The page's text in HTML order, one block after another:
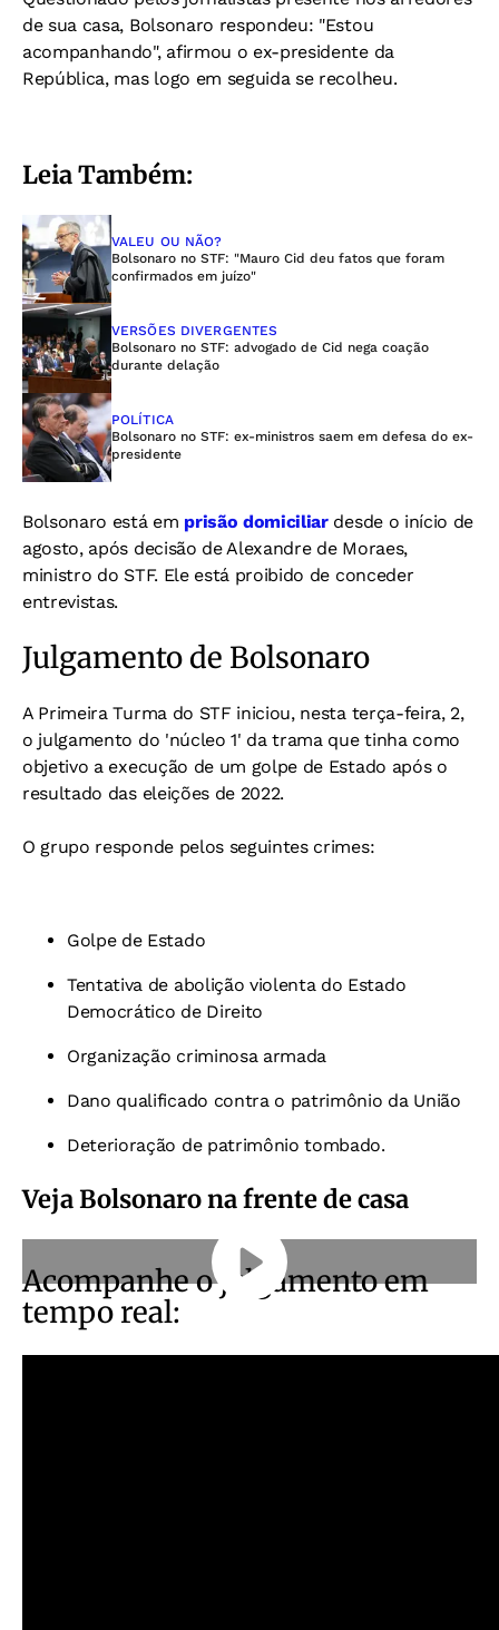
de sua casa, Bolsonaro respondeu: "Estou
acompanhando", afirmou o ex-presidente da
República, mas logo em seguida se recolheu.
Leia Também:
VALEU OU NÃO?
Bolsonaro no STF: "Mauro Cid deu fatos que foram
confirmados em juízo"
VERSÕES DIVERGENTES
Bolsonaro no STF: advogado de Cid nega coação
durante delação
POLÍTICA
Bolsonaro no STF: ex-ministros saem em defesa do ex-
presidente
Bolsonaro está em prisão domiciliardesde o início de
agosto, após decisão de Alexandre de Moraes,
ministro do STF. Ele está proibido de conceder
entrevistas.
Julgamento de Bolsonaro
A Primeira Turma do STF iniciou, nesta terça-feira, 2,
o julgamento do 'núcleo 1' da trama que tinha como
objetivo a execução de um golpe de Estado após o
resultado das eleições de 2022.
O grupo responde pelos seguintes crimes:
Golpe de Estado
Tentativa de abolição violenta do Estado
Democrático de Direito
Organização criminosa armada
Dano qualificado contra o patrimônio da União
Deterioração de patrimônio tombado.
Veja Bolsonaro na frente de casa
Acompanhe o julgamento em
tempo real: